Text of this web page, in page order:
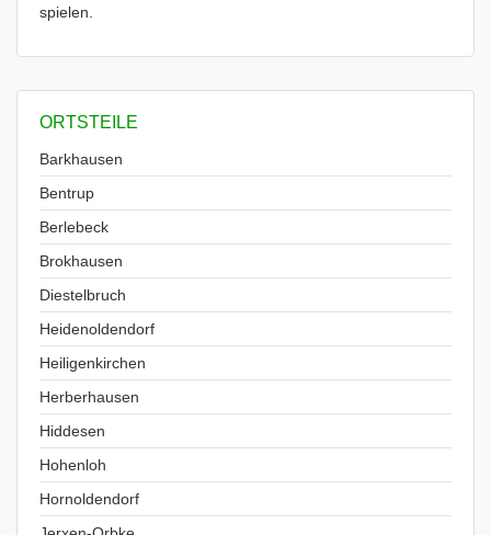
spielen.
ORTSTEILE
Barkhausen
Bentrup
Berlebeck
Brokhausen
Diestelbruch
Heidenoldendorf
Heiligenkirchen
Herberhausen
Hiddesen
Hohenloh
Hornoldendorf